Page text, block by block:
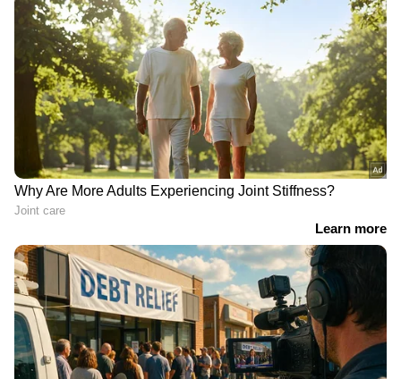
ലക്ഷണമാണ്. ശരീരത്തിന് പ്രവർത്തിക്കാൻ
ആവശ്യമായ ജലാംശം ഇല്ലാതാകുമ്പോഴാണ്
ഇത് സംഭവിക്കുന്നത്.
5
6
Image Credit :Getty
തലവേദന
നിർജ്ജലീകരണം ഉണ്ടാകുന്നത് തലവേദന,
മൈഗ്രൈൻ പോലുള്ള പ്രശ്നങ്ങൾക്ക്